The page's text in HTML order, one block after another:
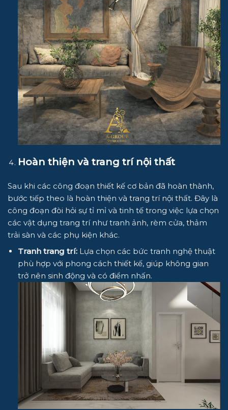
Hoàn thiện và trang trí nội thất
Sau khi các công đoạn thiết kế cơ bản đã hoàn thành,
bước tiếp theo là hoàn thiện và trang trí nội thất. Đây là
công đoạn đòi hỏi sự tỉ mỉ và tinh tế trong việc lựa chọn
các vật dụng trang trí như tranh ảnh, rèm cửa, thảm
trải sàn và các phụ kiện khác.
Tranh trang trí:Lựa chọn các bức tranh nghệ thuật
phù hợp với phong cách thiết kế, giúp không gian
trở nên sinh động và có điểm nhấn.